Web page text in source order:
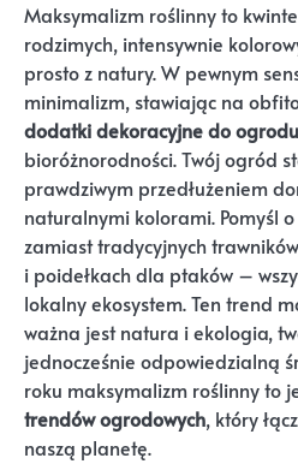
Maksymalizm roślinny to
rodzimych, intensywnie
prosto z natury. W pewnym
minimalizm, stawiając na
dodatki dekoracyjne do ogrodu
bioróżnorodności. Twój ogród
prawdziwym przedłużeniem
naturalnymi kolorami. Pomyśl o
zamiast tradycyjnych
i poidełkach dla ptaków –
lokalny ekosystem. Ten trend
ważna jest natura i ekologia,
jednocześnie odpowiedzialną
roku maksymalizm roślinny to
trendów ogrodowych, który
naszą planetę.